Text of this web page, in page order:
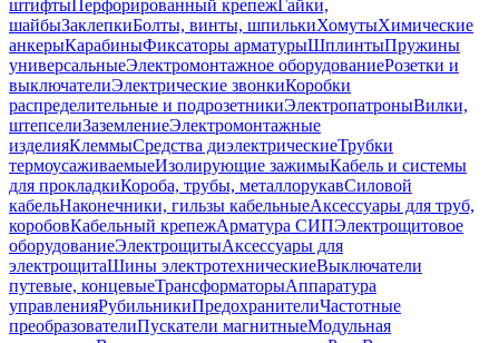
штифтыПерфорированный крепежГайки,
шайбыЗаклепкиБолты, винты, шпилькиХомутыХимические
анкерыКарабиныФиксаторы арматурыШплинтыПружины
универсальныеЭлектромонтажное оборудованиеРозетки и
выключателиЭлектрические звонкиКоробки
распределительные и подрозетникиЭлектропатроныВилки,
штепселиЗаземлениеЭлектромонтажные
изделияКлеммыСредства диэлектрическиеТрубки
термоусаживаемыеИзолирующие зажимыКабель и системы
для прокладкиКороба, трубы, металлорукавСиловой
кабельНаконечники, гильзы кабельныеАксессуары для труб,
коробовКабельный крепежАрматура СИПЭлектрощитовое
оборудованиеЭлектрощитыАксессуары для
электрощитаШины электротехническиеВыключатели
путевые, концевыеТрансформаторыАппаратура
управленияРубильникиПредохранителиЧастотные
преобразователиПускатели магнитныеМодульная